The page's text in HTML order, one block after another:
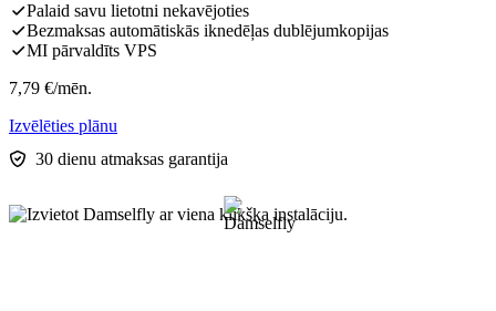
Palaid savu lietotni nekavējoties
Bezmaksas automātiskās iknedēļas dublējumkopijas
MI pārvaldīts VPS
7,79 €/mēn.
Izvēlēties plānu
30 dienu atmaksas garantija